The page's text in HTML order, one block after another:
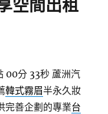
空間出租
00分 33秒 蘆洲汽
韓式霧眉半永久妝
完善企劃的專業台